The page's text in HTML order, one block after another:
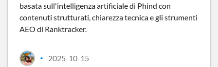
basata sull'intelligenza artificiale di Phind con
contenuti strutturati, chiarezza tecnica e gli strumenti
AEO di Ranktracker.
• 2025-10-15